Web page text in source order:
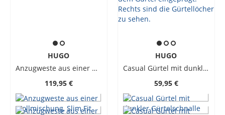
HUGO
Anzugweste aus einer Wollmischung, Slim Fit
119,95 €
HUGO
Casual Gürtel mit dunkler Gürtelschnalle und geradem Abschluss
59,95 €